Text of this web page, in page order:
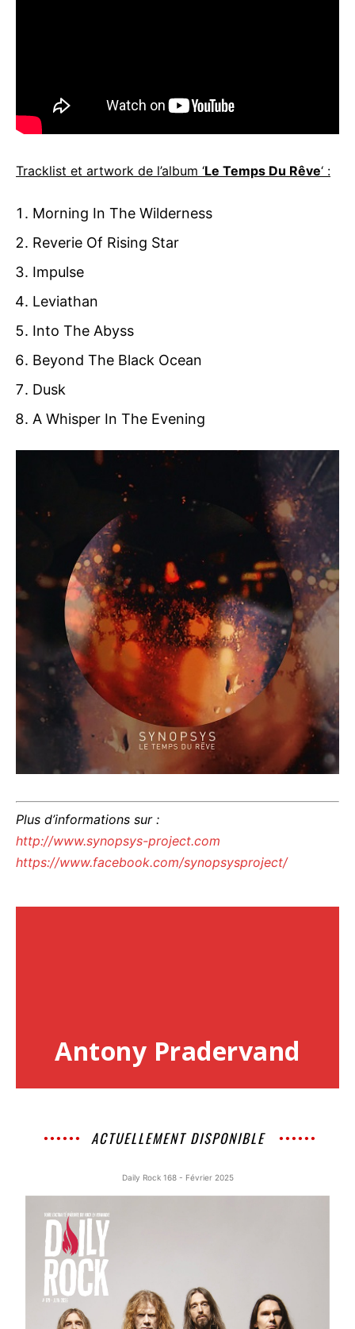
Tracklist et artwork de l’album ‘Le Temps Du Rêve‘ :
Morning In The Wilderness
Reverie Of Rising Star
Impulse
Leviathan
Into The Abyss
Beyond The Black Ocean
Dusk
A Whisper In The Evening
Plus d’informations sur :
http://www.synopsys-project.com
https://www.facebook.com/synopsysproject/
Antony Pradervand
ACTUELLEMENT DISPONIBLE
Daily Rock 168 - Février 2025